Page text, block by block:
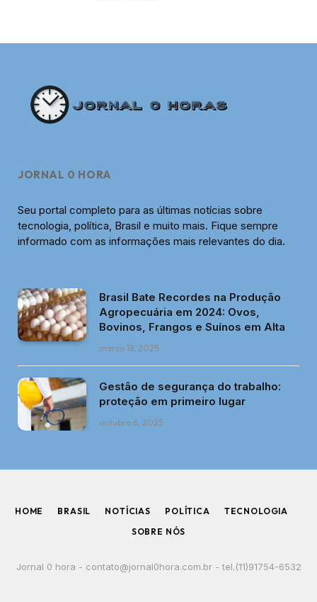
JORNAL 0 HORA
Seu portal completo para as últimas notícias sobre
tecnologia, política, Brasil e muito mais. Fique sempre
informado com as informações mais relevantes do dia.
Brasil Bate Recordes na Produção
Agropecuária em 2024: Ovos,
Bovinos, Frangos e Suínos em Alta
março 18, 2025
Gestão de segurança do trabalho:
proteção em primeiro lugar
outubro 6, 2025
HOME BRASIL NOTÍCIAS POLÍTICA
TECNOLOGIA
SOBRE NÓS
Jornal 0 hora - contato@jornal0hora.com.br- tel.(11)91754-6532